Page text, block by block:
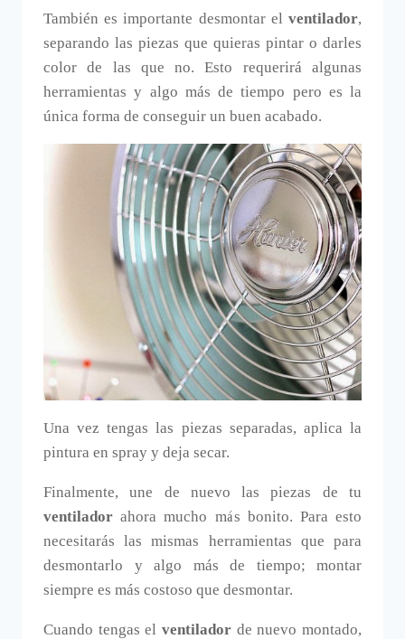
También es importante desmontar el ventilador,
separando las piezas que quieras pintar o darles
color de las que no. Esto requerirá algunas
herramientas y algo más de tiempo pero es la
única forma de conseguir un buen acabado.
Una vez tengas las piezas separadas, aplica la
pintura en spray y deja secar.
Finalmente, une de nuevo las piezas de tu
ventilador ahora mucho más bonito. Para esto
necesitarás las mismas herramientas que para
desmontarlo y algo más de tiempo; montar
siempre es más costoso que desmontar.
Cuando tengas el ventilador de nuevo montado,